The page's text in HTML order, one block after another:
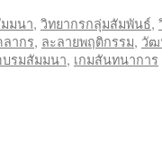
มนา, วิทยากรกลุ่มสัมพันธ์,
ากร, ละลายพฤติกรรม, วัฒ
บรมสัมมนา, เกมสันทนาการ